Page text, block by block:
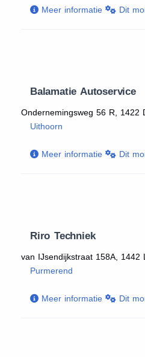
Meer informatie Dit
Balamatie Autoservice
Ondernemingsweg 56 R, 1422
Uithoorn
Meer informatie Dit
Riro Techniek
van IJsendijkstraat 158A, 1442
Purmerend
Meer informatie Dit